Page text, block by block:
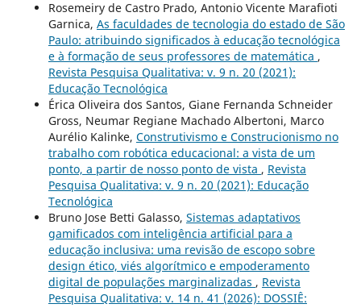
Rosemeiry de Castro Prado, Antonio Vicente Marafioti
Garnica, As faculdades de tecnologia do estado de São
Paulo: atribuindo significados à educação tecnológica
e à formação de seus professores de matemática ,
Revista Pesquisa Qualitativa: v. 9 n. 20 (2021):
Educação Tecnológica
Érica Oliveira dos Santos, Giane Fernanda Schneider
Gross, Neumar Regiane Machado Albertoni, Marco
Aurélio Kalinke, Construtivismo e Construcionismo no
trabalho com robótica educacional: a vista de um
ponto, a partir de nosso ponto de vista , Revista
Pesquisa Qualitativa: v. 9 n. 20 (2021): Educação
Tecnológica
Bruno Jose Betti Galasso, Sistemas adaptativos
gamificados com inteligência artificial para a
educação inclusiva: uma revisão de escopo sobre
design ético, viés algorítmico e empoderamento
digital de populações marginalizadas , Revista
Pesquisa Qualitativa: v. 14 n. 41 (2026): DOSSIÊ: